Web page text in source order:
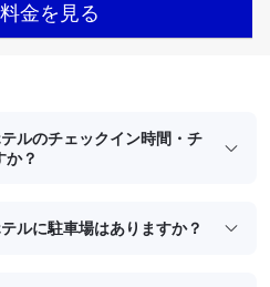
金を見る
ルのチェックイン時間・チ
か？
ルに駐車場はありますか？